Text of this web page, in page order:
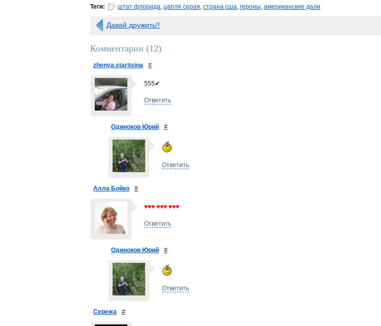
Теги: штат флорида, цапля серая, страна сша, героны, американские дали
Давай дружить!!
Комментарии (12)
zhenya.staritsina #
555✔
Ответить
Одиноков Юрий #
Ответить
Алла Бойко #
♥♥♥ ♥♥♥ ♥♥♥
Ответить
Одиноков Юрий #
Ответить
Сережа #